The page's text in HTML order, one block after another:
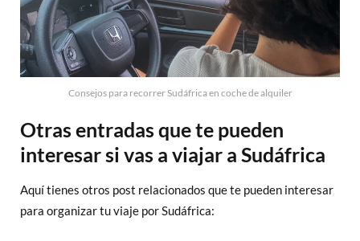
Consejos para recorrer Sudáfrica en coche de alquiler
Otras entradas que te pueden
interesar si vas a viajar a Sudáfrica
Aquí tienes otros post relacionados que te pueden interesar
para organizar tu viaje por Sudáfrica: